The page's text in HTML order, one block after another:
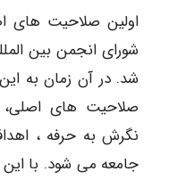
اولین صلاحیت های
شد. در آن زمان به
صلاحیت های اصلی،
نگرش به حرفه ،
جامعه می شود. با